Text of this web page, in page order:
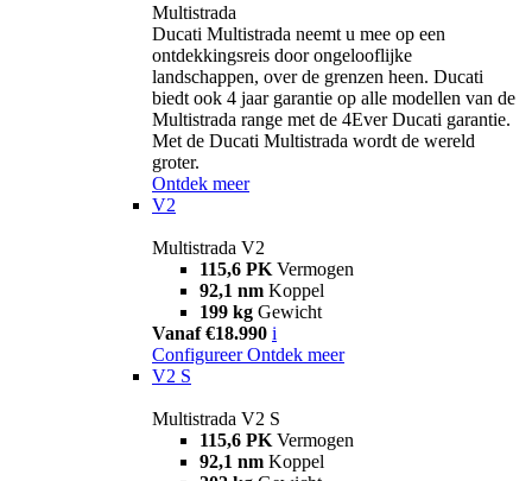
Multistrada
Ducati Multistrada neemt u mee op een
ontdekkingsreis door ongelooflijke
landschappen, over de grenzen heen. Ducati
biedt ook 4 jaar garantie op alle modellen van de
Multistrada range met de 4Ever Ducati garantie.
Met de Ducati Multistrada wordt de wereld
groter.
Ontdek meer
V2
Multistrada V2
115,6 PK Vermogen
92,1 nm Koppel
199 kg Gewicht
Vanaf €18.990 i
Configureer Ontdek meer
V2 S
Multistrada V2 S
115,6 PK Vermogen
92,1 nm Koppel